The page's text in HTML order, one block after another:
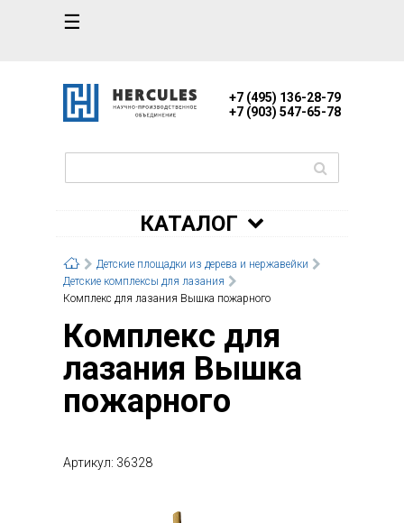
☰
+7 (495) 136-28-79
+7 (903) 547-65-78
КАТАЛОГ
Детские площадки из дерева и нержавейки
Детские комплексы для лазания
Комплекс для лазания Вышка пожарного
Комплекс для
лазания Вышка
пожарного
Артикул: 36328